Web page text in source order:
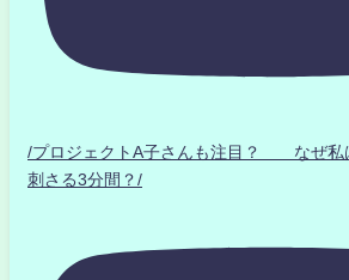
/プロジェクトA子さんも注目？ なぜ私
刺さる3分間？/